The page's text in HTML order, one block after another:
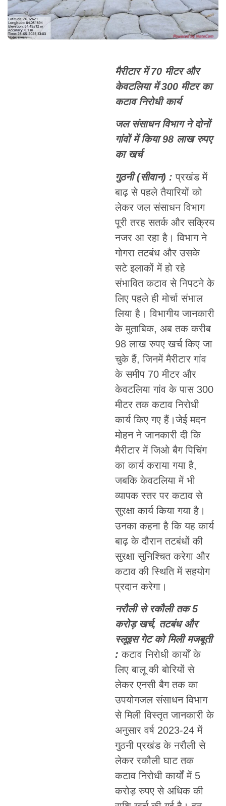
मैरीटार में 70 मीटर और
केवटलिया में 300 मीटर का
कटाव निरोधी कार्य
जल संसाधन विभाग ने दोनों
गांवों में किया 98 लाख रुपए
का खर्च
गुठनी (सीवान) : प्रखंड में
बाढ़ से पहले तैयारियों को
लेकर जल संसाधन विभाग
पूरी तरह सतर्क और सक्रिय
नजर आ रहा है। विभाग ने
गोगरा तटबंध और उसके
सटे इलाकों में हो रहे
संभावित कटाव से निपटने के
लिए पहले ही मोर्चा संभाल
लिया है। विभागीय जानकारी
के मुताबिक, अब तक करीब
98 लाख रुपए खर्च किए जा
चुके हैं, जिनमें मैरीटार गांव
के समीप 70 मीटर और
केवटलिया गांव के पास 300
मीटर तक कटाव निरोधी
कार्य किए गए हैं।जेई मदन
मोहन ने जानकारी दी कि
मैरीटार में जिओ बैग पिचिंग
का कार्य कराया गया है,
जबकि केवटलिया में भी
व्यापक स्तर पर कटाव से
सुरक्षा कार्य किया गया है।
उनका कहना है कि यह कार्य
बाढ़ के दौरान तटबंधों की
सुरक्षा सुनिश्चित करेगा और
कटाव की स्थिति में सहयोग
प्रदान करेगा।
नरौली से रकौली तक 5
करोड़ खर्च, तटबंध और
स्लूइस गेट को मिली मजबूती
: कटाव निरोधी कार्यों के
लिए बालू की बोरियों से
लेकर एनसी बैग तक का
उपयोगजल संसाधन विभाग
से मिली विस्तृत जानकारी के
अनुसार वर्ष 2023-24 में
गुठनी प्रखंड के नरौली से
लेकर रकौली घाट तक
कटाव निरोधी कार्यों में 5
करोड़ रुपए से अधिक की